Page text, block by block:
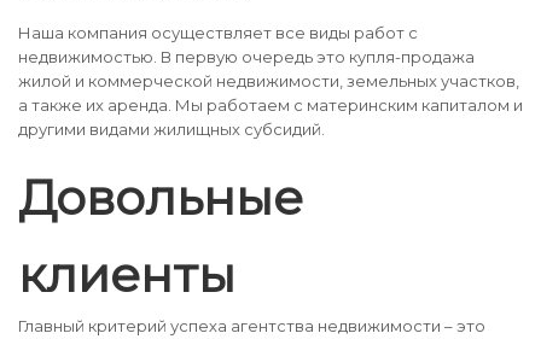
Наша компания осуществляет все виды работ с
недвижимостью. В первую очередь это купля-продажа
жилой и коммерческой недвижимости, земельных участков,
а также их аренда. Мы работаем с материнским капиталом и
другими видами жилищных субсидий.
Довольные
клиенты
Главный критерий успеха агентства недвижимости – это